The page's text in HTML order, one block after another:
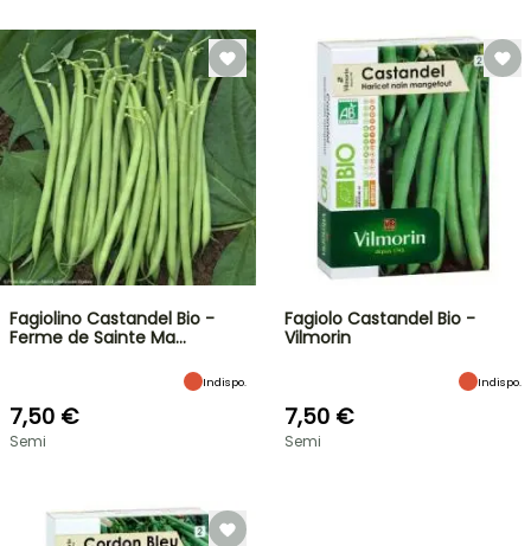
Fagiolino Castandel Bio -
Ferme de Sainte Ma…
Indispo.
7,50 €
Semi
Fagiolo Castandel Bio -
Vilmorin
Indispo.
7,50 €
Semi